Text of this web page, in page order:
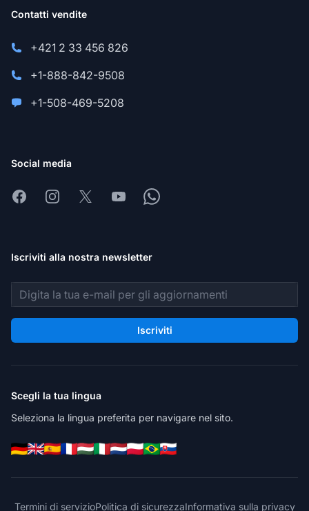
Contatti vendite
+421 2 33 456 826
+1-888-842-9508
+1-508-469-5208
Social media
FacebookInstagram
X YoutubeWhatsapp
Iscriviti alla nostra newsletter
Indirizzo email
Iscriviti
Scegli la tua lingua
Seleziona la lingua preferita per navigare nel sito.
Termini di servizioPolitica di sicurezzaInformativa sulla privacy